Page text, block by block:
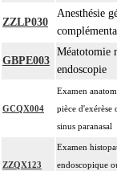
ZZLP030
Anesthésie
GBPE003
Méatotomie
endoscopie
GCQX004
Examen
pièce d'exérèse
sinus paranasal
ZZQX123
Examen
endoscopique